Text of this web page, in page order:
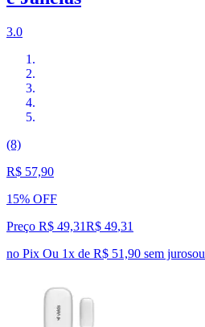
3.0
(8)
R$ 57,90
15% OFF
Preço R$ 49,31R$ 49,31
no Pix Ou 1x de R$ 51,90 sem jurosou